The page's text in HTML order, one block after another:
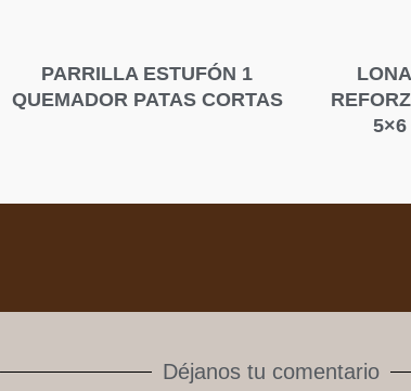
PARRILLA ESTUFÓN 1
QUEMADOR PATAS CORTAS
5×6
Déjanos tu comentario